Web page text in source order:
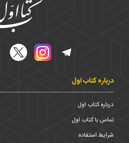
درباره کتاب اول
درباره کتاب اول
تماس با کتاب اول
شرایط استفاده